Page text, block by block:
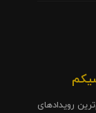
رویدادهای